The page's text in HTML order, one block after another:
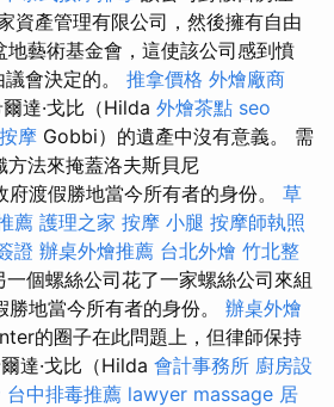
資產管理有限公司，然後擁有自由
地藝術基金會，這使該公司感到憤
會決定的。 推拿價格 外燴廠商
達·戈比（Hilda 外燴茶點 seo
摩 Gobbi）的遺產中沒有意義。 需
方法來掩蓋洛夫斯貝尼
府渡假勝地當今所有者的身份。 草
薦 護理之家 按摩 小腿 按摩師執照
證 辦桌外燴推薦 台北外燴 竹北整
一個螺絲公司花了一家螺絲公司來組
地當今所有者的身份。 辦桌外燴
的圈子在此問題上，但律師保持
達·戈比（Hilda 會計事務所 廚房設
台中排毒推薦 lawyer massage 居